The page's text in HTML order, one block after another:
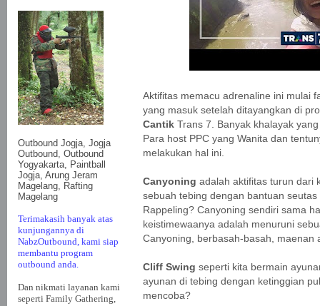
Outbound Jogja, Jogja
Outbound, Outbound
Yogyakarta, Paintball
Jogja, Arung Jeram
Magelang, Rafting
Magelang
Terimakasih banyak atas
kunjungannya di
NabzOutbound, kami siap
membantu program
outbound anda.
Dan nikmati layanan kami
seperti Family Gathering,
Aktifitas memacu adrenaline ini mulai
yang masuk setelah ditayangkan di
Cantik Trans 7. Banyak khalayak
Para host PPC yang Wanita dan
melakukan hal ini.
Canyoning adalah aktifitas turun dari
sebuah tebing dengan bantuan
Rappeling? Canyoning sendiri sama
keistimewaanya adalah menuruni
Canyoning, berbasah-basah, maenan
Cliff Swing seperti kita bermain
ayunan di tebing dengan ketinggian
mencoba?